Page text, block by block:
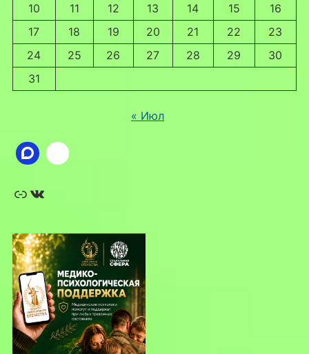
10 11 12 13 14 15
16
17
18 19 20 21 22
23
24
25 26 27 28 29
30
31
« Июл
Ссылка